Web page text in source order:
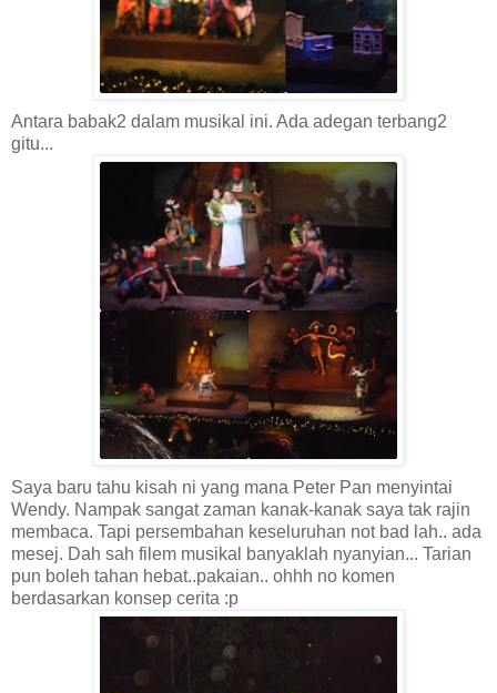
Antara babak2 dalam musikal ini. Ada adegan terbang2
gitu...
Saya baru tahu kisah ni yang mana Peter Pan menyintai
Wendy. Nampak sangat zaman kanak-kanak saya tak rajin
membaca. Tapi persembahan keseluruhan not bad lah.. ada
mesej. Dah sah filem musikal banyaklah nyanyian... Tarian
pun boleh tahan hebat..pakaian.. ohhh no komen
berdasarkan konsep cerita :p